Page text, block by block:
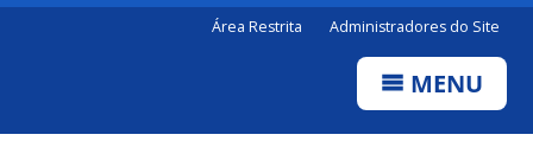
Área Restrita Administradores do Site
MENU